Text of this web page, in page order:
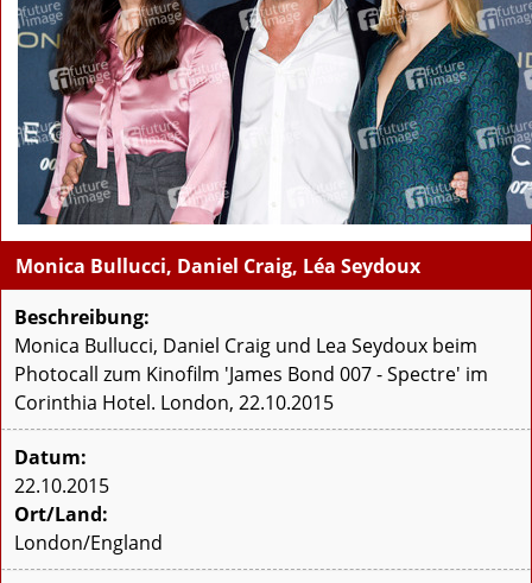
Monica Bullucci, Daniel Craig, Léa Seydoux
Beschreibung:
Monica Bullucci, Daniel Craig und Lea Seydoux beim
Photocall zum Kinofilm 'James Bond 007 - Spectre' im
Corinthia Hotel. London, 22.10.2015
Datum:
22.10.2015
Ort/Land:
London/England